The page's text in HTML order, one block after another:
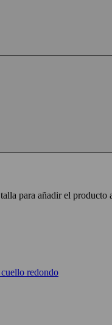
para añadir el producto